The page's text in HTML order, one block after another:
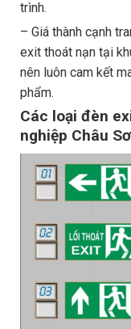
trình.
– Giá thành cạnh
exit thoát nạn tại
nên luôn cam kết
phẩm.
Các loại đèn
nghiệp Châu